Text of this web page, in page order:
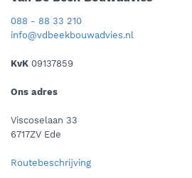
088 - 88 33 210
info@vdbeekbouwadvies.nl
KvK 09137859
Ons adres
Viscoselaan 33
6717ZV Ede
Routebeschrijving